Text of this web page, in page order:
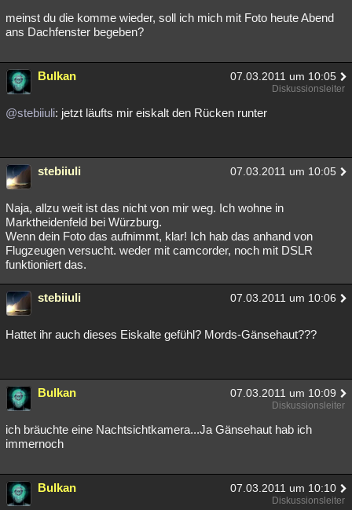
meinst du die komme wieder, soll ich mich mit Foto heute Abend
ans Dachfenster begeben?
Bulkan 07.03.2011 um 10:05
Diskussionsleiter
@stebiiuli: jetzt läufts mir eiskalt den Rücken runter
stebiiuli 07.03.2011 um 10:05
Naja, allzu weit ist das nicht von mir weg. Ich wohne in
Marktheidenfeld bei Würzburg.
Wenn dein Foto das aufnimmt, klar! Ich hab das anhand von
Flugzeugen versucht. weder mit camcorder, noch mit DSLR
funktioniert das.
stebiiuli 07.03.2011 um 10:06
Hattet ihr auch dieses Eiskalte gefühl? Mords-Gänsehaut???
Bulkan 07.03.2011 um 10:09
Diskussionsleiter
ich bräuchte eine Nachtsichtkamera...Ja Gänsehaut hab ich
immernoch
Bulkan 07.03.2011 um 10:10
Diskussionsleiter